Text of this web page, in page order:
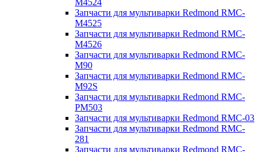
M4524
Запчасти для мультиварки Redmond RMC-
M4525
Запчасти для мультиварки Redmond RMC-
M4526
Запчасти для мультиварки Redmond RMC-
M90
Запчасти для мультиварки Redmond RMC-
M92S
Запчасти для мультиварки Redmond RMC-
PM503
Запчасти для мультиварки Redmond RMC-03
Запчасти для мультиварки Redmond RMC-
281
Запчасти для мультиварки Redmond RMC-